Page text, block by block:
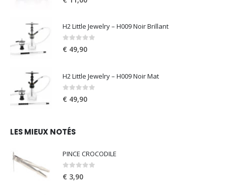
H2 Little Jewelry – H009 Noir Brillant
0out of 5
€ 49,90
H2 Little Jewelry – H009 Noir Mat
0out of 5
€ 49,90
LES MIEUX NOTÉS
PINCE CROCODILE
0out of 5
€ 3,90